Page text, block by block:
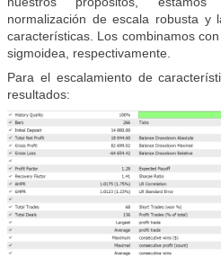
normalización de escala robusta y
características. Los combinamos
sigmoidea, respectivamente.
Para el escalamiento de
resultados: